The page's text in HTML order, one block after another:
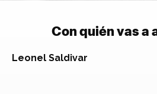
Con quién vas a
Leonel Saldivar